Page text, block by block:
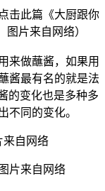
击此篇《大厨跟你
片来自网络）
来做蘸酱，如果用
酱最有名的就是法
的变化也是多种多
不同的变化。
来自网络
片来自网络